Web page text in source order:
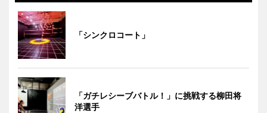
「シンクロコート」
「ガチレシーブバトル！」に挑戦する柳田将
洋選手